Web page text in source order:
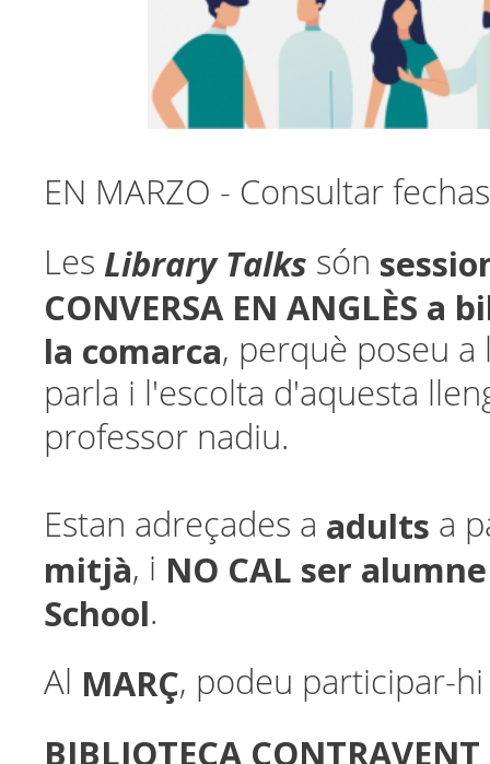
EN MARZO - Consultar
Les Library Talks són
CONVERSA EN ANGLÈS a
la comarca, perquè poseu a
parla i l'escolta d'aquesta
professor nadiu.
Estan adreçades a adults a
mitjà, i NO CAL ser
School.
Al MARÇ, podeu participar-hi
BIBLIOTECA